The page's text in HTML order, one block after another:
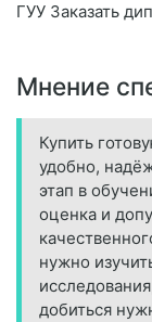
ГУУ Заказать
Мнение
Купить
удобно,
этап в
оценка и
нужно
добиться